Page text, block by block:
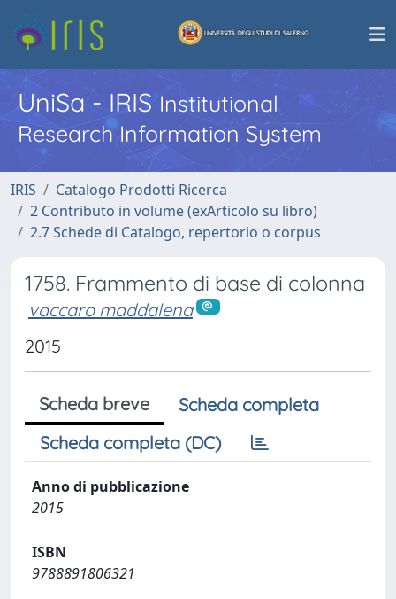
UniSa - IRISInstitutional
Research Information System
IRIS
Catalogo Prodotti Ricerca
2 Contributo in volume (exArticolo su libro)
2.7 Schede di Catalogo, repertorio o corpus
1758. Frammento di base di colonna
vaccaro maddalena
2015
Scheda breve
Scheda completa
Scheda completa (DC)
Anno di pubblicazione
2015
ISBN
9788891806321